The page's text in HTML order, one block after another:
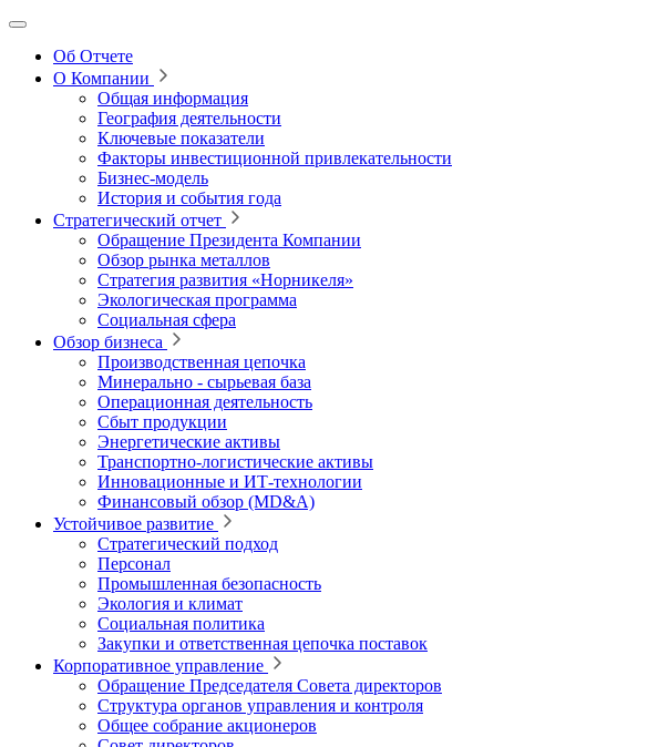
Об Отчете
О Компании
Общая информация
География деятельности
Ключевые показатели
Факторы инвестиционной привлекательности
Бизнес-модель
История и события года
Стратегический отчет
Обращение Президента Компании
Обзор рынка металлов
Стратегия развития «Норникеля»
Экологическая программа
Социальная сфера
Обзор бизнеса
Производственная цепочка
Минерально ‑ сырьевая база
Операционная деятельность
Сбыт продукции
Энергетические активы
Транспортно-логистические активы
Инновационные и ИТ‑технологии
Финансовый обзор (MD&A)
Устойчивое развитие
Стратегический подход
Персонал
Промышленная безопасность
Экология и климат
Социальная политика
Закупки и ответственная цепочка поставок
Корпоративное управление
Обращение Председателя Совета директоров
Структура органов управления и контроля
Общее собрание акционеров